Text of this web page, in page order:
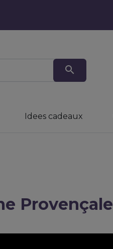
search
Idees cadeaux
Provençale